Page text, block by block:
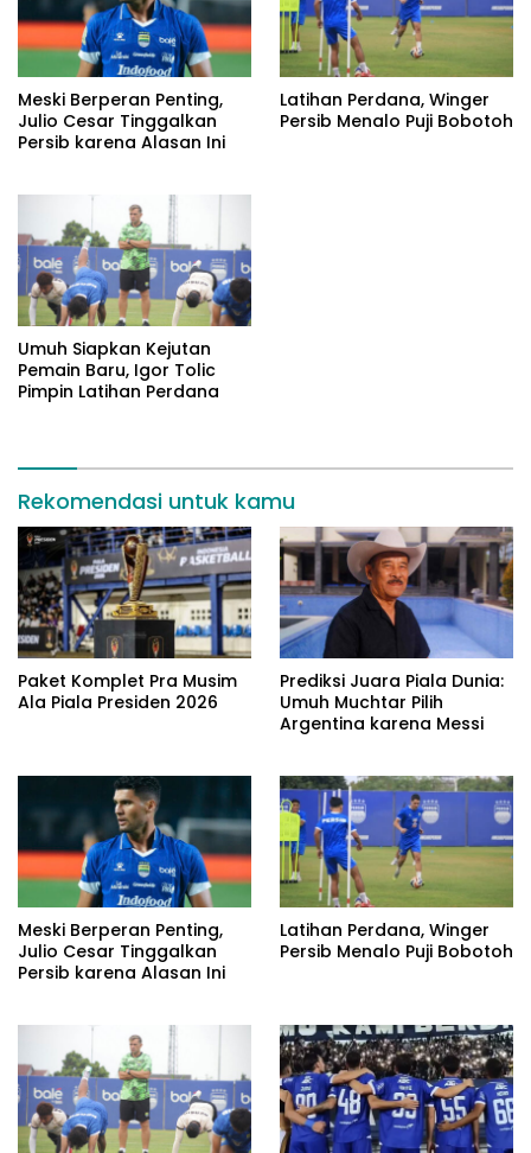
Meski Berperan Penting,
Julio Cesar Tinggalkan
Persib karena Alasan Ini
Latihan Perdana, Winger
Persib Menalo Puji Bobotoh
Umuh Siapkan Kejutan
Pemain Baru, Igor Tolic
Pimpin Latihan Perdana
Rekomendasi untuk kamu
Paket Komplet Pra Musim
Ala Piala Presiden 2026
Prediksi Juara Piala Dunia:
Umuh Muchtar Pilih
Argentina karena Messi
Meski Berperan Penting,
Julio Cesar Tinggalkan
Persib karena Alasan Ini
Latihan Perdana, Winger
Persib Menalo Puji Bobotoh